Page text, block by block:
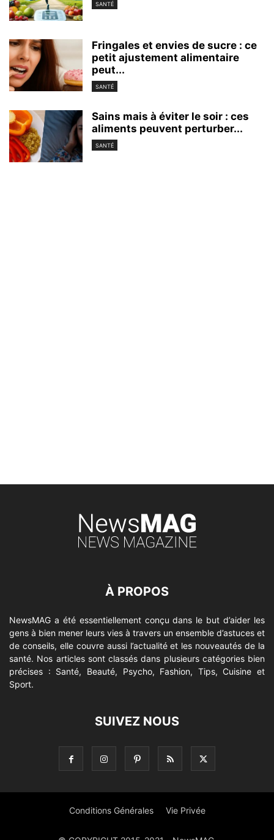
SANTÉ
Fringales et envies de sucre : ce
petit ajustement alimentaire
peut...
SANTÉ
Sains mais à éviter le soir : ces
aliments peuvent perturber...
SANTÉ
À PROPOS
NewsMAG a été essentiellement conçu dans le but d’aider les
gens à bien mener leurs vies à travers un ensemble d’astuces et
de conseils, elle couvre aussi l’actualité et les nouveautés de la
santé. Nos articles sont classés dans plusieurs catégories bien
précises : Santé, Beauté, Psycho, Fashion, Tips, Cuisine et
Sport.
SUIVEZ NOUS
Conditions Générales Vie Privée